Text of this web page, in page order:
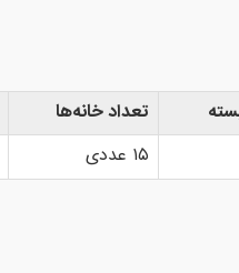
تعداد خانه‌ها
۱۵ عددی